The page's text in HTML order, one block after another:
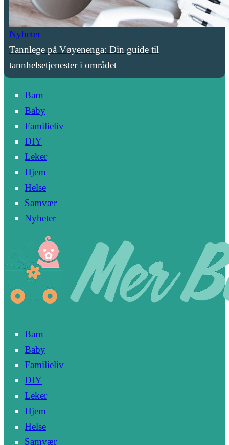
Nyheter
Tannlege på Vøyenenga: Din guide til
tannhelsetjenester i området
Barn
Baby
Familieliv
DIY
Leker
Hjem
Helse
Samvær
Nyheter
Barn
Baby
Familieliv
DIY
Leker
Hjem
Helse
Samvær